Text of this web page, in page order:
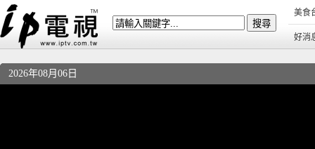
美食
好消
2026年08月06日